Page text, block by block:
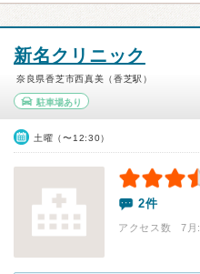
新名クリニック
奈良県香芝市西真美（香芝駅）
駐車場あり
土曜（〜12:30）
2件
アクセス数 7月: